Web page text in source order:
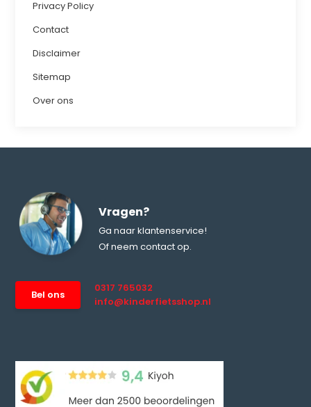
Privacy Policy
Contact
Disclaimer
Sitemap
Over ons
Vragen?
Ga naar klantenservice!
Of neem contact op.
Bel ons
0317 765032
info@kinderfietsshop.nl